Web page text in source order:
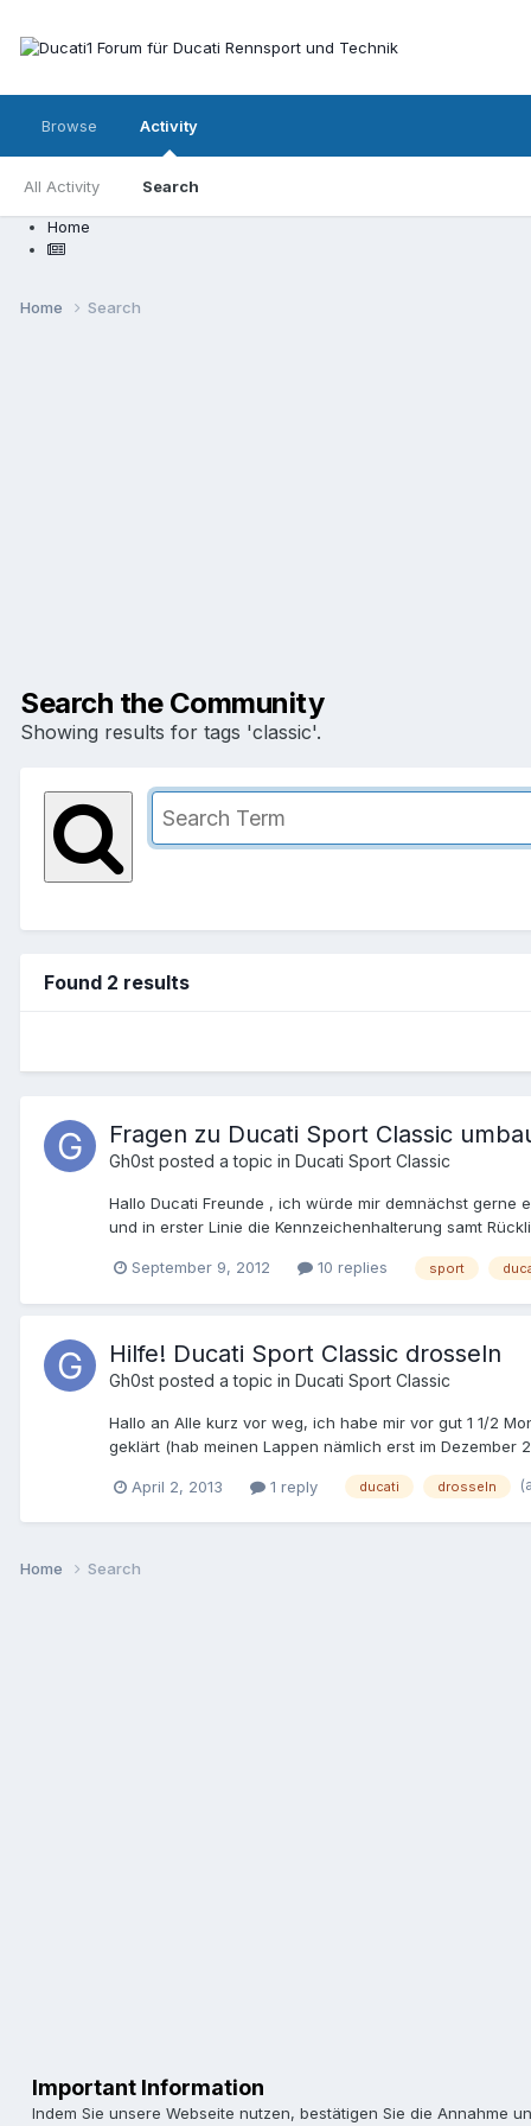
Browse Activity
All Activity Search
Home
Home Search
Search the Community
Showing results for tags 'classic'.
Found 2 results
Fragen zu Ducati Sport Classic
Gh0st posted a topic in Ducati Sport Classic
Hallo Ducati Freunde , ich würde mir demnächst gerne
und in erster Linie die Kennzeichenhalterung samt
irgendwelche andere Alternativen, evtl. ein kleineres
September 9, 2012 10 replies sport
Hilfe! Ducati Sport Classic drosseln
Gh0st posted a topic in Ducati Sport Classic
Hallo an Alle kurz vor weg, ich habe mir vor gut 1 1/2
geklärt (hab meinen Lappen nämlich erst im Dezember
machen soll. Beim Tüv hab ich auch schon angerufen,
Es gehen also gut 3 Monate drauf, so lange will und
April 2, 2013 1 reply ducati drosseln
Home Search
Important Information
Indem Sie unsere Webseite nutzen, bestätigen Sie die Annahme